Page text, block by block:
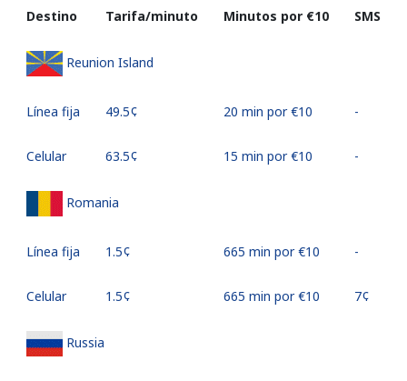
Destino Tarifa/minuto Minutos por ⁦€10⁩ SMS
Reunion Island
Línea fija ⁦49.5¢⁩ 20 min por ⁦€10⁩ -
Celular ⁦63.5¢⁩ 15 min por ⁦€10⁩ -
Romania
Línea fija ⁦1.5¢⁩ 665 min por ⁦€10⁩ -
Celular ⁦1.5¢⁩ 665 min por ⁦€10⁩ ⁦7¢⁩
Russia